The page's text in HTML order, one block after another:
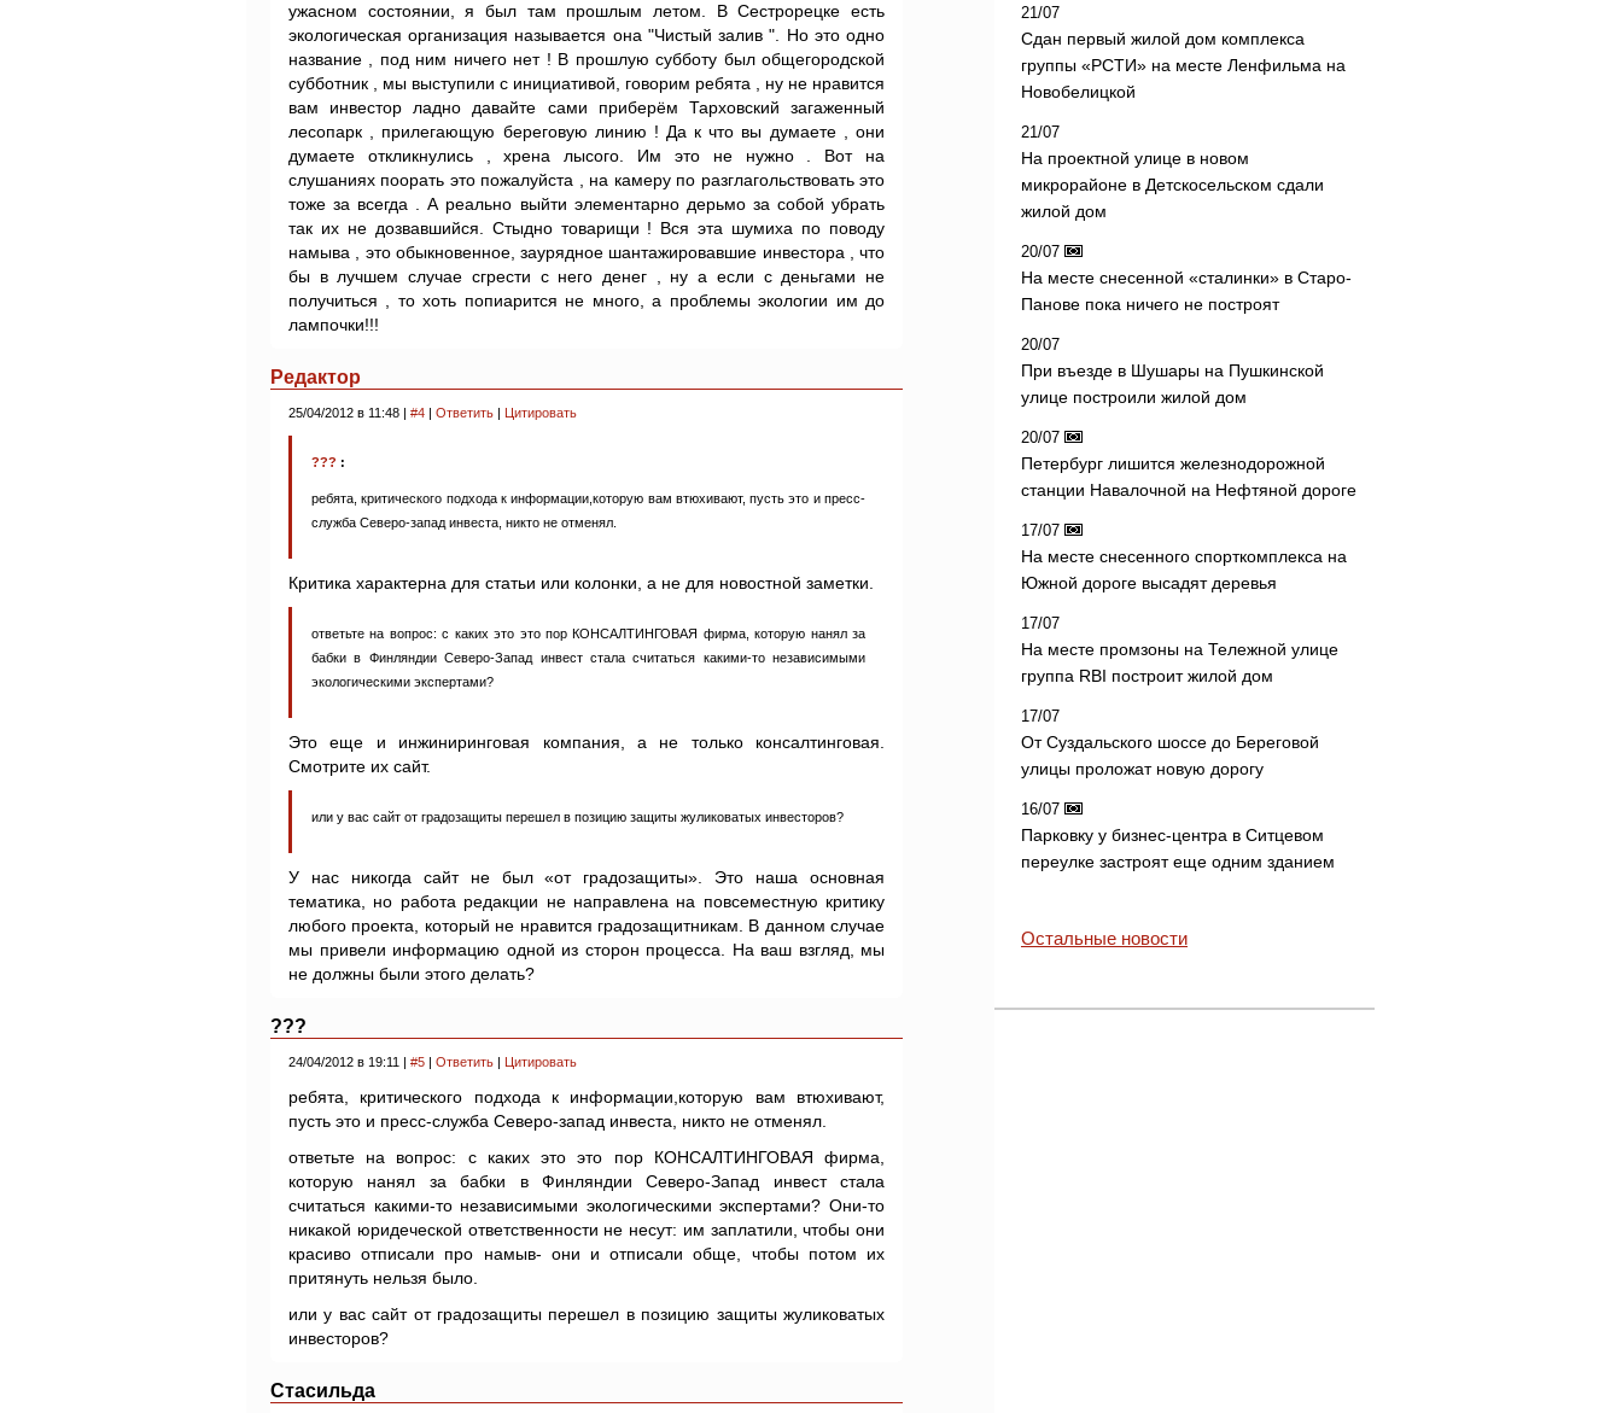
ужасном состоянии, я был там прошлым летом. В Сестрорецке есть
экологическая организация называется она "Чистый залив ". Но это одно
название , под ним ничего нет ! В прошлую субботу был общегородской
субботник , мы выступили с инициативой, говорим ребята , ну не нравится
вам инвестор ладно давайте сами приберём Тарховский загаженный
лесопарк , прилегающую береговую линию ! Да к что вы думаете , они
думаете откликнулись , хрена лысого. Им это не нужно . Вот на
слушаниях поорать это пожалуйста , на камеру по разглагольствовать это
тоже за всегда . А реально выйти элементарно дерьмо за собой убрать
так их не дозвавшийся. Стыдно товарищи ! Вся эта шумиха по поводу
намыва , это обыкновенное, заурядное шантажировавшие инвестора , что
бы в лучшем случае сгрести с него денег , ну а если с деньгами не
получиться , то хоть попиарится не много, а проблемы экологии им до
лампочки!!!
Редактор
25/04/2012 в 11:48 | #4 | Ответить | Цитировать
??? :
ребята, критического подхода к информации,которую вам втюхивают, пусть это и пресс-
служба Северо-запад инвеста, никто не отменял.
Критика характерна для статьи или колонки, а не для новостной заметки.
ответьте на вопрос: с каких это это пор КОНСАЛТИНГОВАЯ фирма, которую нанял за
бабки в Финляндии Северо-Запад инвест стала считаться какими-то независимыми
экологическими экспертами?
Это еще и инжиниринговая компания, а не только консалтинговая.
Смотрите их сайт.
или у вас сайт от градозащиты перешел в позицию защиты жуликоватых инвесторов?
У нас никогда сайт не был «от градозащиты». Это наша основная
тематика, но работа редакции не направлена на повсеместную критику
любого проекта, который не нравится градозащитникам. В данном случае
мы привели информацию одной из сторон процесса. На ваш взгляд, мы
не должны были этого делать?
???
24/04/2012 в 19:11 | #5 | Ответить | Цитировать
ребята, критического подхода к информации,которую вам втюхивают,
пусть это и пресс-служба Северо-запад инвеста, никто не отменял.
ответьте на вопрос: с каких это это пор КОНСАЛТИНГОВАЯ фирма,
которую нанял за бабки в Финляндии Северо-Запад инвест стала
считаться какими-то независимыми экологическими экспертами? Они-то
никакой юридеческой ответственности не несут: им заплатили, чтобы они
красиво отписали про намыв- они и отписали обще, чтобы потом их
притянуть нельзя было.
или у вас сайт от градозащиты перешел в позицию защиты жуликоватых
инвесторов?
Стасильда
21/07
Сдан первый жилой дом комплекса
группы «РСТИ» на месте Ленфильма на
Новобелицкой
21/07
На проектной улице в новом
микрорайоне в Детскосельском сдали
жилой дом
20/07
На месте снесенной «сталинки» в Старо-
Панове пока ничего не построят
20/07
При въезде в Шушары на Пушкинской
улице построили жилой дом
20/07
Петербург лишится железнодорожной
станции Навалочной на Нефтяной дороге
17/07
На месте снесенного спорткомплекса на
Южной дороге высадят деревья
17/07
На месте промзоны на Тележной улице
группа RBI построит жилой дом
17/07
От Суздальского шоссе до Береговой
улицы проложат новую дорогу
16/07
Парковку у бизнес-центра в Ситцевом
переулке застроят еще одним зданием
Остальные новости